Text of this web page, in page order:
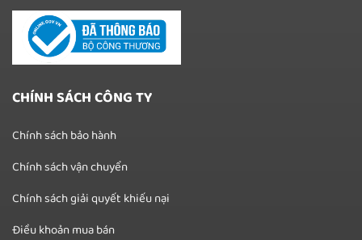
CHÍNH SÁCH CÔNG TY
Chính sách bảo hành
Chính sách vận chuyển
Chính sách giải quyết khiếu nại
Điều khoản mua bán